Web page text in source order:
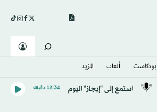
بودكاست ألعاب المزيد
استمع إلى "إيجاز" اليوم 12:34 دقيقه